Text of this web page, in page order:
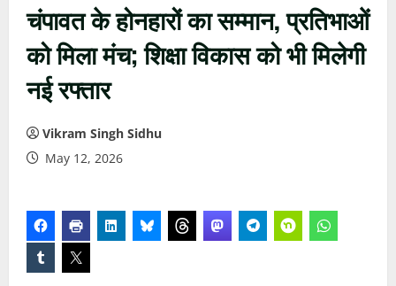
चंपावत के होनहारों का सम्मान, प्रतिभाओं
को मिला मंच; शिक्षा विकास को भी मिलेगी
नई रफ्तार
Vikram Singh Sidhu
May 12, 2026